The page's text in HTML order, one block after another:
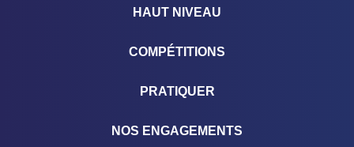
HAUT NIVEAU
COMPÉTITIONS
PRATIQUER
NOS ENGAGEMENTS